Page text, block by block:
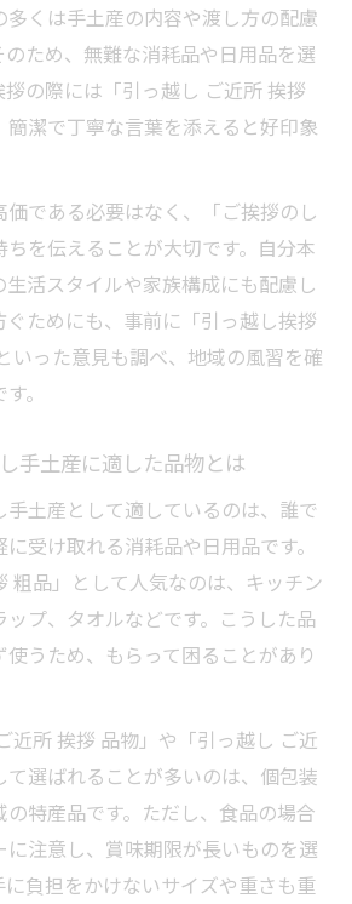
多くは手土産の内容や渡し方の配慮
ため、無難な消耗品や日用品を選
の際には「引っ越し ご近所 挨拶
潔で丁寧な言葉を添えると好印象
である必要はなく、「ご挨拶のし
を伝えることが大切です。自分本
活スタイルや家族構成にも配慮し
ぐためにも、事前に「引っ越し挨拶
いった意見も調べ、地域の風習を確
。
手土産に適した品物とは
手土産として適しているのは、誰で
受け取れる消耗品や日用品です。
粗品」として人気なのは、キッチン
プ、タオルなどです。こうした品
うため、もらって困ることがあり
近所 挨拶 品物」や「引っ越し ご近
選ばれることが多いのは、個包装
の特産品です。ただし、食品の場合
に注意し、賞味期限が長いものを選
負担をかけないサイズや重さも重